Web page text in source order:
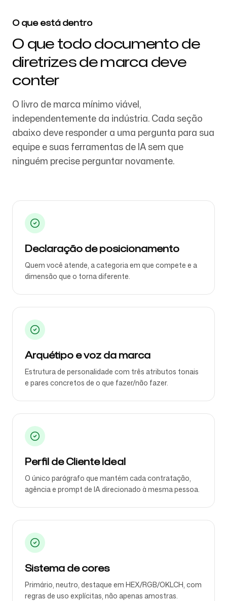
Contato
Entrar Cadastrar-se
Siga-nos
O que está dentro
O que todo documento de
diretrizes de marca deve
conter
O livro de marca mínimo viável,
independentemente da indústria. Cada seção
abaixo deve responder a uma pergunta para sua
equipe e suas ferramentas de IA sem que
ninguém precise perguntar novamente.
Declaração de posicionamento
Quem você atende, a categoria em que compete e a
dimensão que o torna diferente.
Arquétipo e voz da marca
Estrutura de personalidade com três atributos tonais
e pares concretos de o que fazer/não fazer.
Perfil de Cliente Ideal
O único parágrafo que mantém cada contratação,
agência e prompt de IA direcionado à mesma pessoa.
Sistema de cores
Primário, neutro, destaque em HEX/RGB/OKLCH, com
regras de uso explícitas, não apenas amostras.